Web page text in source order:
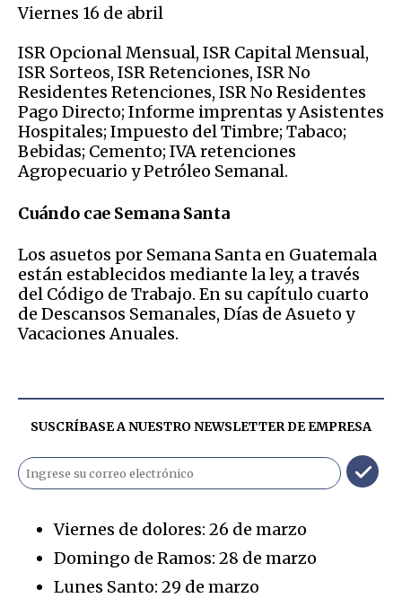
Viernes 16 de abril
ISR Opcional Mensual, ISR Capital Mensual,
ISR Sorteos, ISR Retenciones, ISR No
Residentes Retenciones, ISR No Residentes
Pago Directo; Informe imprentas y Asistentes
Hospitales; Impuesto del Timbre; Tabaco;
Bebidas; Cemento; IVA retenciones
Agropecuario y Petróleo Semanal.
Cuándo cae Semana Santa
Los asuetos por Semana Santa en Guatemala
están establecidos mediante la ley, a través
del Código de Trabajo. En su capítulo cuarto
de Descansos Semanales, Días de Asueto y
Vacaciones Anuales.
SUSCRÍBASE A NUESTRO NEWSLETTER DEEMPRESA
Viernes de dolores: 26 de marzo
Domingo de Ramos: 28 de marzo
Lunes Santo: 29 de marzo